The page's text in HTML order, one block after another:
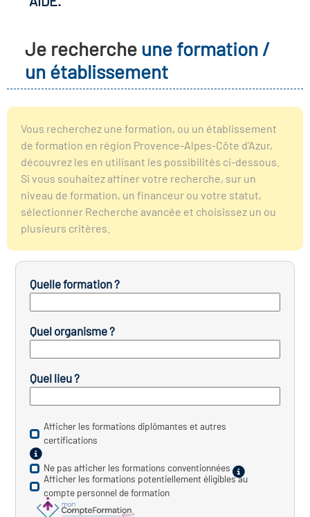
les métiers
clés métiers et
lieu d'information ou
Solidaire (ESS)
du secteur sanitaire
de l'Industrie
emploi-formation
des transitions
de construction)
des secteurs(en
construction)
Je recherche une formation /
un établissement
Vous recherchez une formation, ou un établissement
de formation en région Provence-Alpes-Côte d’Azur,
découvrez les en utilisant les possibilités ci-dessous.
Si vous souhaitez affiner votre recherche, sur un
niveau de formation, un financeur ou votre statut,
sélectionner Recherche avancée et choisissez un ou
plusieurs critères.
Quelle formation ?
Quel organisme ?
Quel lieu ?
Afficher les formations diplômantes et autres
certifications
Ne pas afficher les formations conventionnées
Afficher les formations potentiellement éligibles au
compte personnel de formation